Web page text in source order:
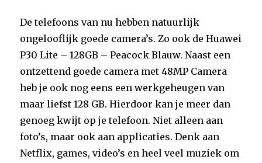
De telefoons van nu hebben natuurlijk
ongelooflijk goede camera’s. Zo ook de Huawei
P30 Lite – 128GB – Peacock Blauw. Naast een
ontzettend goede camera met 48MP Camera
heb je ook nog eens een werkgeheugen van
maar liefst 128 GB. Hierdoor kan je meer dan
genoeg kwijt op je telefoon. Niet alleen aan
foto’s, maar ook aan applicaties. Denk aan
Netflix, games, video’s en heel veel muziek om